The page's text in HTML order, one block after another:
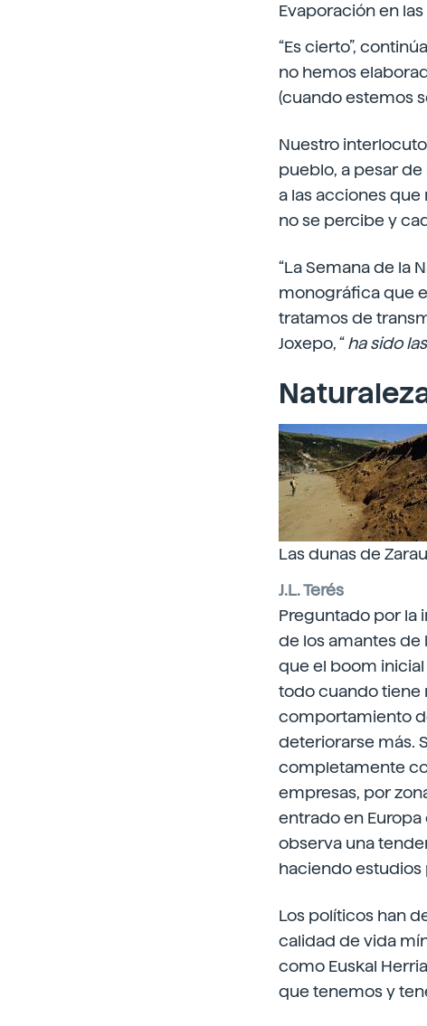
Evaporación en las
“Es cierto”,
no hemos
(cuando estemos
Nuestro
pueblo, a pesar
a las acciones
no se percibe y
“La Semana de la
monográfica que
tratamos de
Joxepo, “ha sido las
Las dunas de
J.L. Terés
Preguntado por la
de los amantes de
que el boom
todo cuando tiene
comportamiento
deteriorarse más.
completamente
empresas, por
entrado en Europa
observa una
haciendo estudios
Los políticos han
calidad de vida
como Euskal
que tenemos y